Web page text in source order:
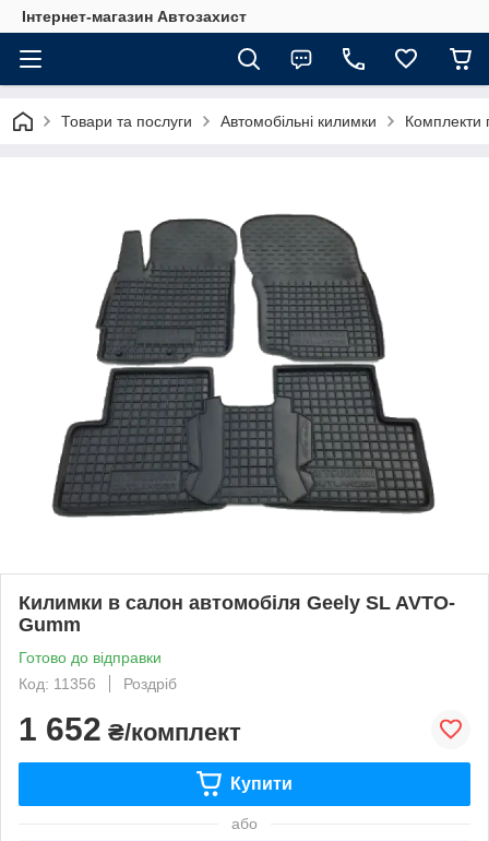
Інтернет-магазин Автозахист
Товари та послуги Автомобільні килимки Комплекти
Килимки в салон автомобіля Geely SL AVTO-
Gumm
Готово до відправки
Код: 11356
Роздріб
1 652 ₴/комплект
Купити
або